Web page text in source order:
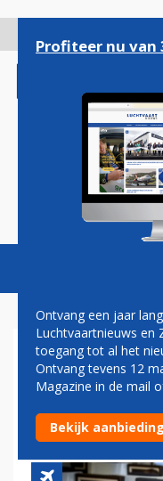
gaan
Magazine
VNC
AANBOD
CAO
Profiteer nu van
Ontvang een jaar
Luchtvaartnieuws en
toegang tot al het
Ontvang tevens 12
Magazine in de mail
Bekijk aanbieding